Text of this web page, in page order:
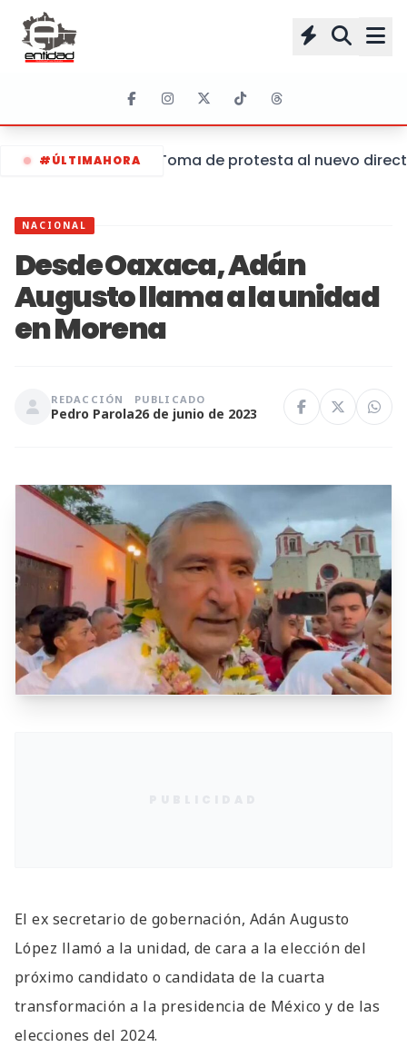
#ÚLTIMAHORA Toma de protesta al nuevo
NACIONAL
Desde Oaxaca, Adán
Augusto llama a la unidad
en Morena
REDACCIÓN
Pedro Parola
PUBLICADO
26 de junio de 2023
El ex secretario de gobernación, Adán Augusto
López llamó a la unidad, de cara a la elección del
próximo candidato o candidata de la cuarta
transformación a la presidencia de México y de las
elecciones del 2024.